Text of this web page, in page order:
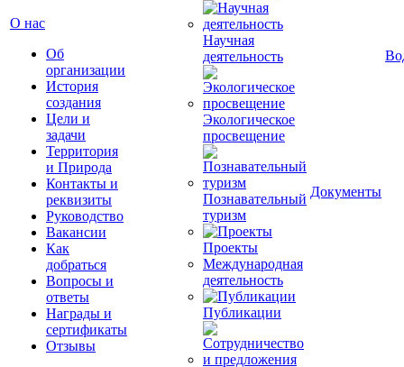
О нас
Об
организации
История
создания
Цели и
задачи
Территория
и Природа
Контакты и
реквизиты
Руководство
Вакансии
Как
добраться
Вопросы и
ответы
Награды и
сертификаты
Отзывы
Научная
деятельность
Экологическое
просвещение
Познавательный
туризм
Проекты
Международная
деятельность
Публикации
Документы